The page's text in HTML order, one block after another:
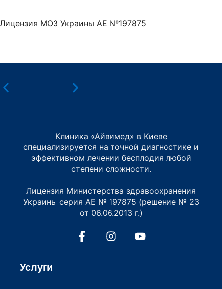
Лицензия МОЗ Украины АЕ Nº197875
Клиника «Айвимед» в Киеве
специализируется на точной диагностике и
эффективном лечении бесплодия любой
степени сложности.
Лицензия Министерства здравоохранения
Украины серия АЕ № 197875 (решение № 23
от 06.06.2013 г.)
Услуги